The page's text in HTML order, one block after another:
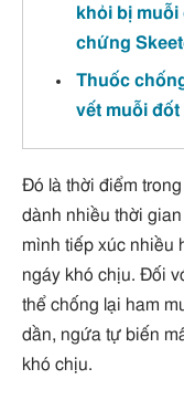
khỏi bị
chứng
Thuốc
vết muỗi
Đó là thời điểm
dành nhiều thời
mình tiếp xúc nhiều
ngáy khó chịu. Đối
thể chống lại ham
dần, ngứa tự biến
khó chịu.